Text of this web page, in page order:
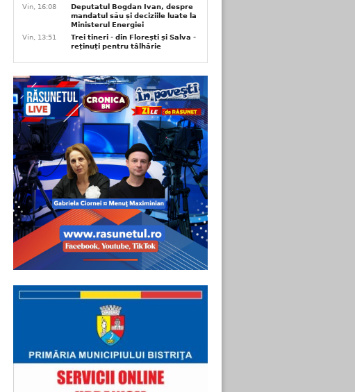
Vin, 16:08
Deputatul Bogdan Ivan, despre
mandatul său și deciziile luate la
Ministerul Energiei
Vin, 13:51
Trei tineri - din Florești și Salva -
reținuți pentru tâlhărie